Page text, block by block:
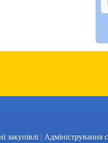
закупівлі | Адміністрування